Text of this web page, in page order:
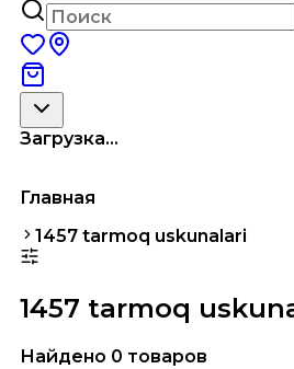
Загрузка...
Главная
1457 tarmoq uskunalari
1457 tarmoq
Найдено 0 товаров